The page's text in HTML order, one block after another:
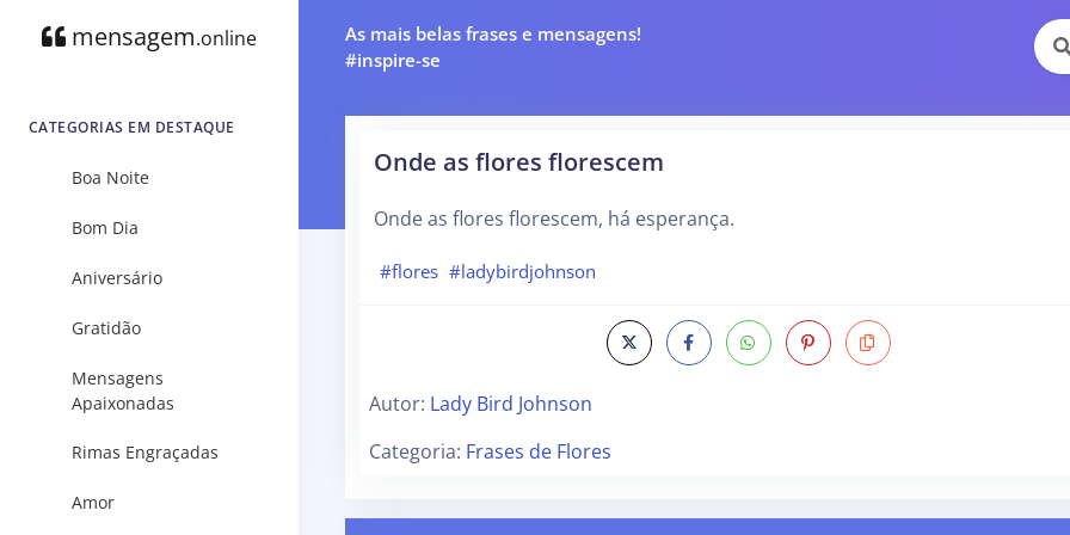
mensagem.online
CATEGORIAS EM DESTAQUE
Boa Noite
Bom Dia
Aniversário
Gratidão
Mensagens
Apaixonadas
Rimas Engraçadas
Amor
As mais belas frases e mensagens!
#inspire-se
Onde as flores florescem
Onde as flores florescem, há esperança.
#flores #ladybirdjohnson
Autor: Lady Bird Johnson
Categoria: Frases de Flores